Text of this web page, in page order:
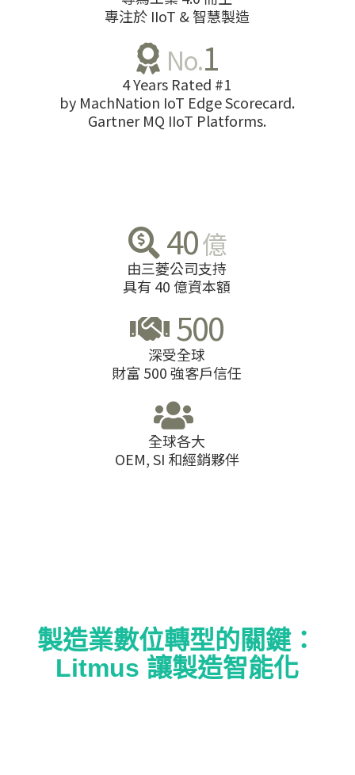
專注於 IIoT & 智慧製造
No.1
4 Years Rated #1
by MachNation IoT Edge Scorecard.
Gartner MQ IIoT Platforms.
40億
由三菱公司支持
具有 40 億資本額
500
深受全球
財富 500 強客戶信任
全球各大
OEM, SI 和經銷夥伴
製造業數位轉型的關鍵：
Litmus 讓製造智能化